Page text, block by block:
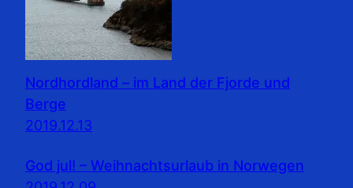
Nordhordland – im Land der Fjorde und
Berge
2019.12.13
God jul! – Weihnachtsurlaub in Norwegen